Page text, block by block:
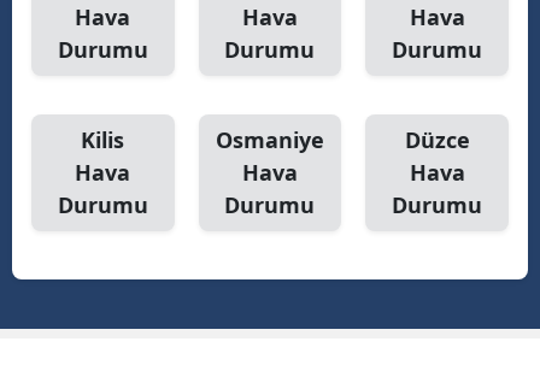
Hava
Durumu
Hava
Durumu
Hava
Durumu
Kilis
Hava
Durumu
Osmaniye
Hava
Durumu
Düzce
Hava
Durumu